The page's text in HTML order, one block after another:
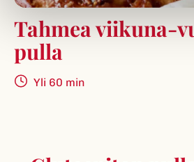
Tahmea viikuna-
pulla
Yli 60 min